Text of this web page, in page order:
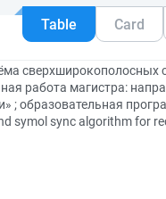
Table Card
сверхширокополосных
работа магистра:
; образовательная
symol sync algorithm for